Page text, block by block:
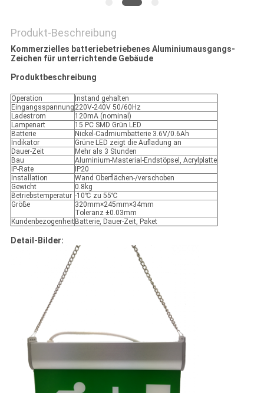
Produkt-Beschreibung
Kommerzielles batteriebetriebenes Aluminiumausgangs-
Zeichen für unterrichtende Gebäude
Produktbeschreibung
Operation
Instand gehalten
Eingangsspannung 220V-240V 50/60Hz
Ladestrom
120mA (nominal)
Lampenart
15 PC SMD Grün LED
Batterie
Nickel-Cadmiumbatterie 3.6V/0.6Ah
Indikator
Grüne LED zeigt die Aufladung an
Dauer-Zeit
Mehr als 3 Stunden
Bau
Aluminium-Masterial-Endstöpsel, Acrylplatte
IP-Rate
IP20
Installation
Wand Oberflächen-/verschoben
Gewicht
0.8kg
Betriebstemperatur -10℃ zu 55℃
Größe
320mm×245mm×34mm
Toleranz ±0.03mm
Kundenbezogenheit Batterie, Dauer-Zeit, Paket
Detail-Bilder: